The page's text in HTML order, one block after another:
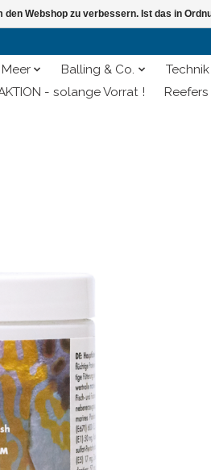
Balling & Co.
- solange Vorrat !
Webshop zu verbessern. Ist das in